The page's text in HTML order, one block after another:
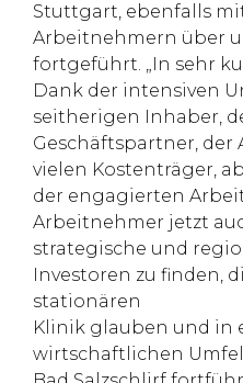
Stuttgart, ebenfalls
Arbeitnehmern über
fortgeführt. „In sehr
Dank der intensiven
seitherigen Inhaber,
Geschäftspartner, der
vielen Kostenträger,
der engagierten
Arbeitnehmer jetzt
strategische und
Investoren zu finden,
stationären
Klinik glauben und in
wirtschaftlichen